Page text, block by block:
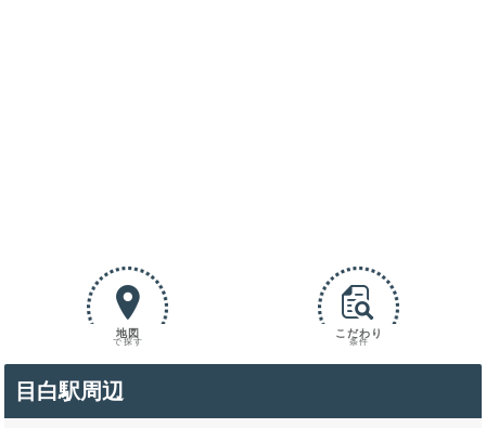
地図
で探す
こだわり
条件
目白駅周辺